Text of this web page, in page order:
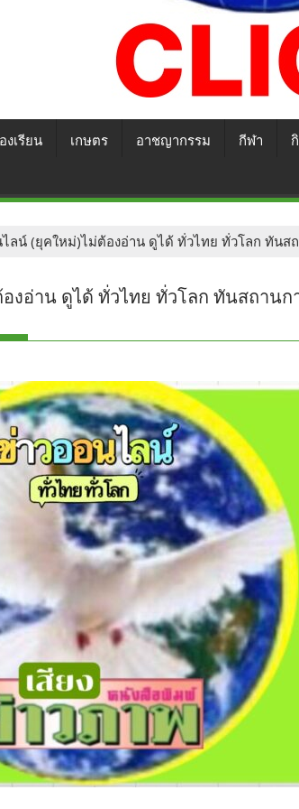
งเรียน เกษตร อาชญากรรม กีฬา
ลน์ (ยุคใหม่)ไม่ต้องอ่าน ดูได้ ทั่วไทย ทั่วโลก ทันส
อ่าน ดูได้ ทั่วไทย ทั่วโลก ทันสถานก